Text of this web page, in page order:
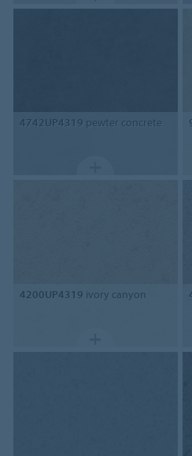
4742UP4319 pewter concrete
4200UP4319 ivory canyon